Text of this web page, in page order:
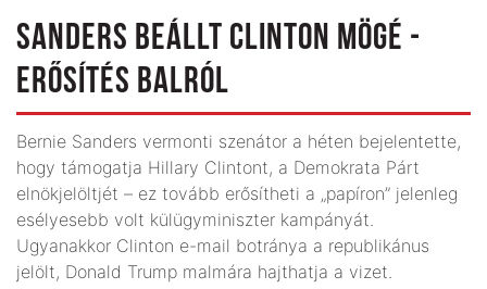
SANDERS BEÁLLT CLINTON MÖGÉ -
ERŐSÍTÉS BALRÓL
Bernie Sanders vermonti szenátor a héten bejelentette,
hogy támogatja Hillary Clintont, a Demokrata Párt
elnökjelöltjét – ez tovább erősítheti a „papíron” jelenleg
esélyesebb volt külügyminiszter kampányát.
Ugyanakkor Clinton e-mail botránya a republikánus
jelölt, Donald Trump malmára hajthatja a vizet.